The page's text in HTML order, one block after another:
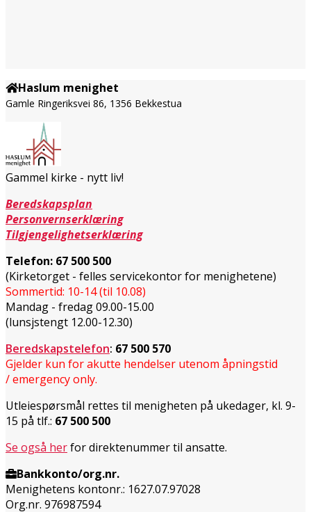
Haslum menighet
Gamle Ringeriksvei 86, 1356 Bekkestua
Gammel kirke - nytt liv!
Beredskapsplan
Personvernserklæring
Tilgjengelighetserklæring
Telefon: 67 500 500
(Kirketorget - felles servicekontor for menighetene)
Sommertid: 10-14 (til 10.08)
Mandag - fredag 09.00-15.00
(lunsjstengt 12.00-12.30)
Beredskapstelefon: 67 500 570
Gjelder kun for akutte hendelser utenom åpningstid
/ emergency only.
Utleiespørsmål rettes til menigheten på ukedager, kl. 9-
15 på tlf.: 67 500 500
Se også herfor direktenummer til ansatte.
Bankkonto/org.nr.
Menighetens kontonr.: 1627.07.97028
Org.nr. 976987594